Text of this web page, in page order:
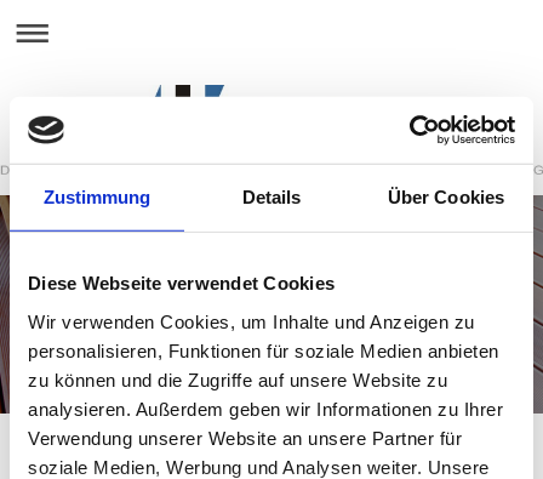
Zustimmung Details Über Cookies
Diese Webseite verwendet Cookies
Wir verwenden Cookies, um Inhalte und Anzeigen zu
personalisieren, Funktionen für soziale Medien anbieten
zu können und die Zugriffe auf unsere Website zu
analysieren. Außerdem geben wir Informationen zu Ihrer
Verwendung unserer Website an unsere Partner für
soziale Medien, Werbung und Analysen weiter. Unsere